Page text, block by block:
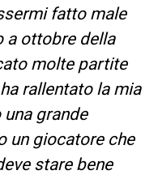
fatto male
a ottobre della
molte partite
rallentato la mia
grande
un giocatore che
stare bene